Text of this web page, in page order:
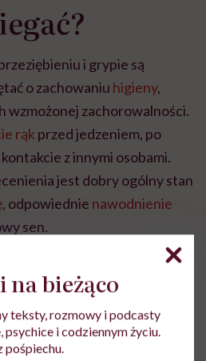
i grypie są
o zachowaniu higieny,
wzmożonej zachorowalności.
rąk przed jedzeniem, po
z innymi osobami.
jest dobry ogólny stan
, odpowiednie nawodnienie
sen.
Twardowska
na bieżąco
teksty, rozmowy i podcasty
i codziennym życiu.
pośpiechu.